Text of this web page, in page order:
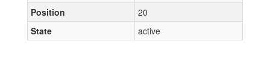
Position
20
State
active